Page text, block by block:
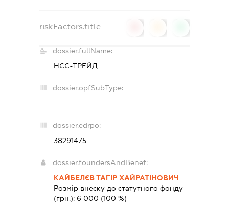
riskFactors.title
dossier.fullName:
НСС-ТРЕЙД
dossier.opfSubType:
-
dossier.edrpo:
38291475
dossier.foundersAndBenef:
КАЙБЕЛЄВ ТАГІР ХАЙРАТІНОВИЧ
Розмір внеску до статутного фонду
(грн.): 6 000 (100 %)